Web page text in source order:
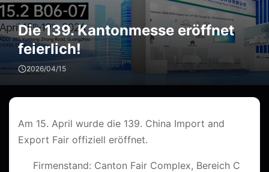
Die 139. Kantonmesse eröffnet
feierlich!
2026/04/15
Am 15. April wurde die 139. China Import and
Export Fair offiziell eröffnet.
Firmenstand: Canton Fair Complex, Bereich C